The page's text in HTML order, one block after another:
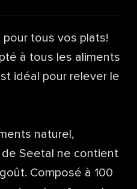
tous vos plats!
à tous les aliments
idéal pour relever le
naturel,
Seetal ne contient
Composé à 100